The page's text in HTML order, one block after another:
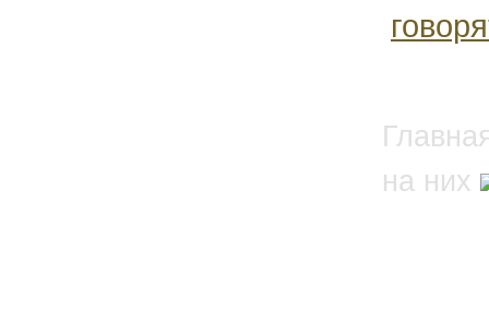
на них